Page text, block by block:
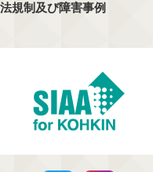
法規制及び障害事例